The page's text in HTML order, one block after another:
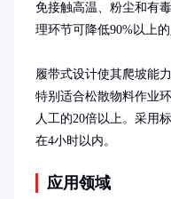
免接触高温、粉尘和有
理环节可降低90%以上的
履带式设计使其爬坡能
特别适合松散物料作业
人工的20倍以上。采用
在4小时以内。
应用领域